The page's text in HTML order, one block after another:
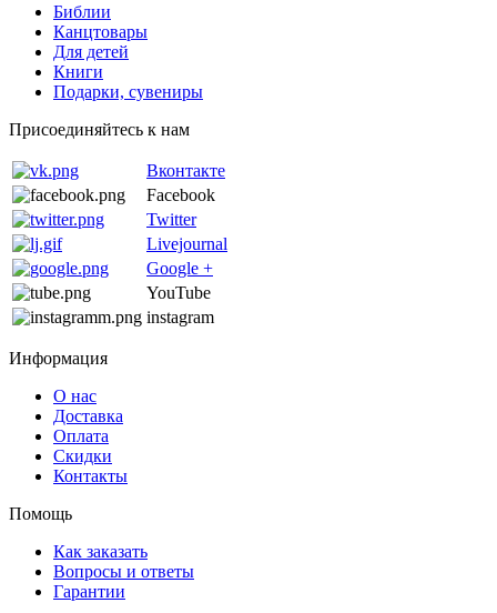
Библии
Канцтовары
Для детей
Книги
Подарки, сувениры
Присоединяйтесь к нам
Вконтакте
Facebook
Twitter
Livejournal
Google +
YouTube
instagram
Информация
О нас
Доставка
Оплата
Скидки
Контакты
Помощь
Как заказать
Вопросы и ответы
Гарантии